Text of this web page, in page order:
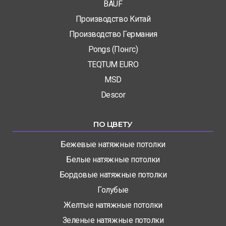
BAUF
Производство Китай
Производство Германия
Pongs (Понгс)
TEQTUM EURO
MSD
Descor
ПО ЦВЕТУ
Бежевые натяжные потолки
Белые натяжные потолки
Бордовые натяжные потолки
Голубые
Желтые натяжные потолки
Зеленые натяжные потолки